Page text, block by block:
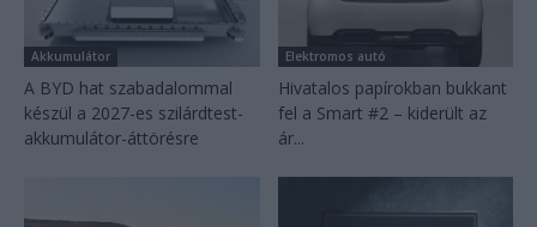
Akkumulátor
A BYD hat szabadalommal
készül a 2027-es szilárdtest-
akkumulátor-áttörésre
Elektromos autó
Hivatalos papírokban bukkant
fel a Smart #2 – kiderült az
ár...